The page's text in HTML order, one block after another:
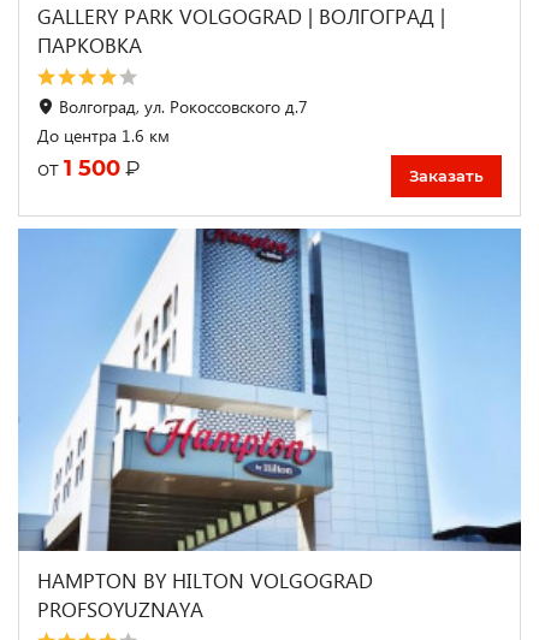
GALLERY PARK VOLGOGRAD | ВОЛГОГРАД |
ПАРКОВКА
Волгоград, ул. Рокоссовского д.7
До центра 1.6 км
от 1 500 ₽ Заказать
HAMPTON BY HILTON VOLGOGRAD
PROFSOYUZNAYA